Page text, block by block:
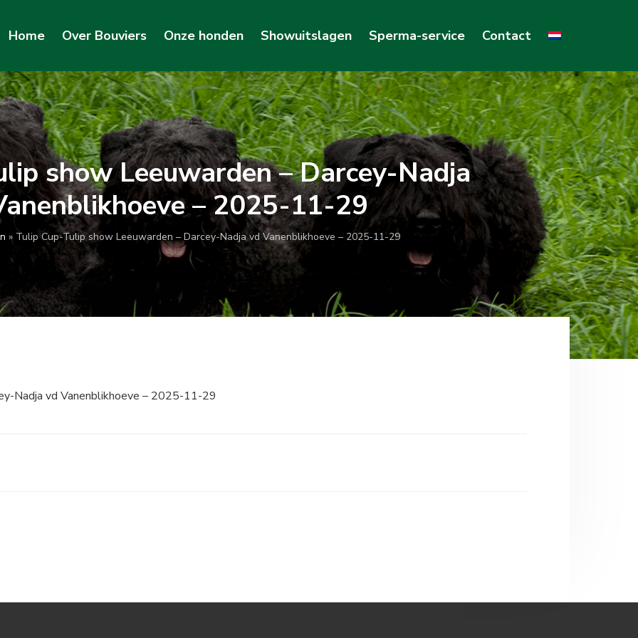
Home Over Bouviers Onze honden Showuitslagen Sperma-service Contact
show Leeuwarden – Darcey-Nadja
– 2025-11-29
» Tulip Cup-Tulip show Leeuwarden – Darcey-Nadja vd Vanenblikhoeve – 2025-11-29
Nadja vd Vanenblikhoeve – 2025-11-29